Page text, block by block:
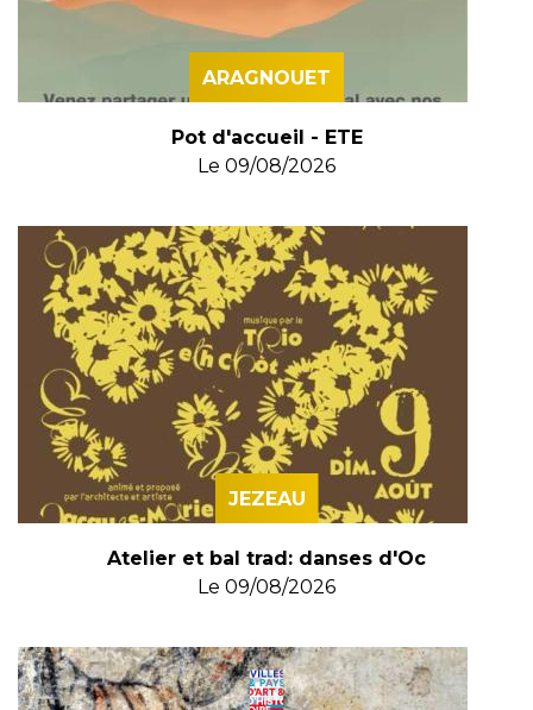
ARAGNOUET
Pot d'accueil - ETE
Le 09/08/2026
JEZEAU
Atelier et bal trad: danses d'Oc
Le 09/08/2026